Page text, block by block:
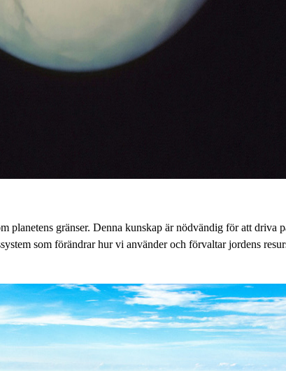
gränser. Denna kunskap är nödvändig för att driva
som förändrar hur vi använder och förvaltar jordens